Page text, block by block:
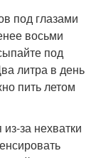
под глазами
восьми
под
литра в день
пить летом
за нехватки